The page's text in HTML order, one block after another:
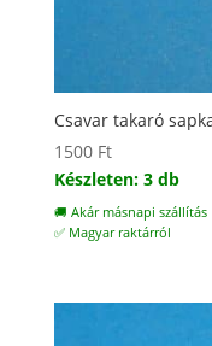
Csavar takaró
1500 Ft
Készleten: 3 db
🚚 Akár másnapi szállítás
✅ Magyar raktárról